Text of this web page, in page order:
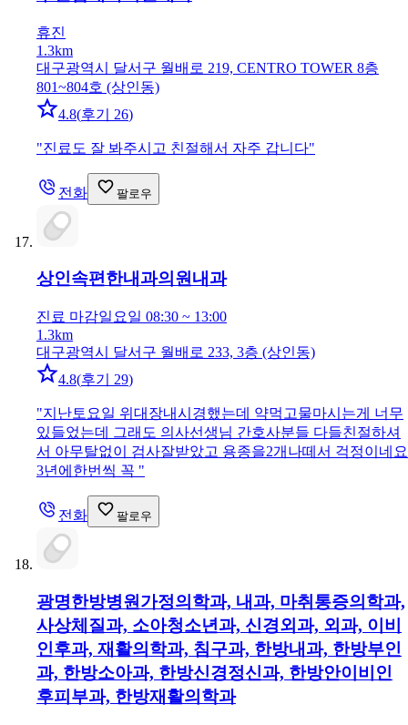
휴진
1.3km
대구광역시 달서구 월배로 219, CENTRO TOWER 8층
801~804호 (상인동)
4.8(후기 26)
"진료도 잘 봐주시고 친절해서 자주 갑니다"
전화 팔로우
상인속편한내과의원내과
진료 마감일요일 08:30 ~ 13:00
1.3km
대구광역시 달서구 월배로 233, 3층 (상인동)
4.8(후기 29)
"지난토요일 위대장내시경했는데 약먹고물마시는게 너무
있들었는데 그래도 의사선생님 간호사분들 다들친절하셔
서 아무탈없이 검사잘받았고 용종을2개나떼서 걱정이네요
3년에한번씩 꼭 "
전화 팔로우
광명한방병원 가정의학과, 내과, 마취통증의학과,
사상체질과, 소아청소년과, 신경외과, 외과, 이비
인후과, 재활의학과, 침구과, 한방내과, 한방부인
과, 한방소아과, 한방신경정신과, 한방안이비인
후피부과, 한방재활의학과